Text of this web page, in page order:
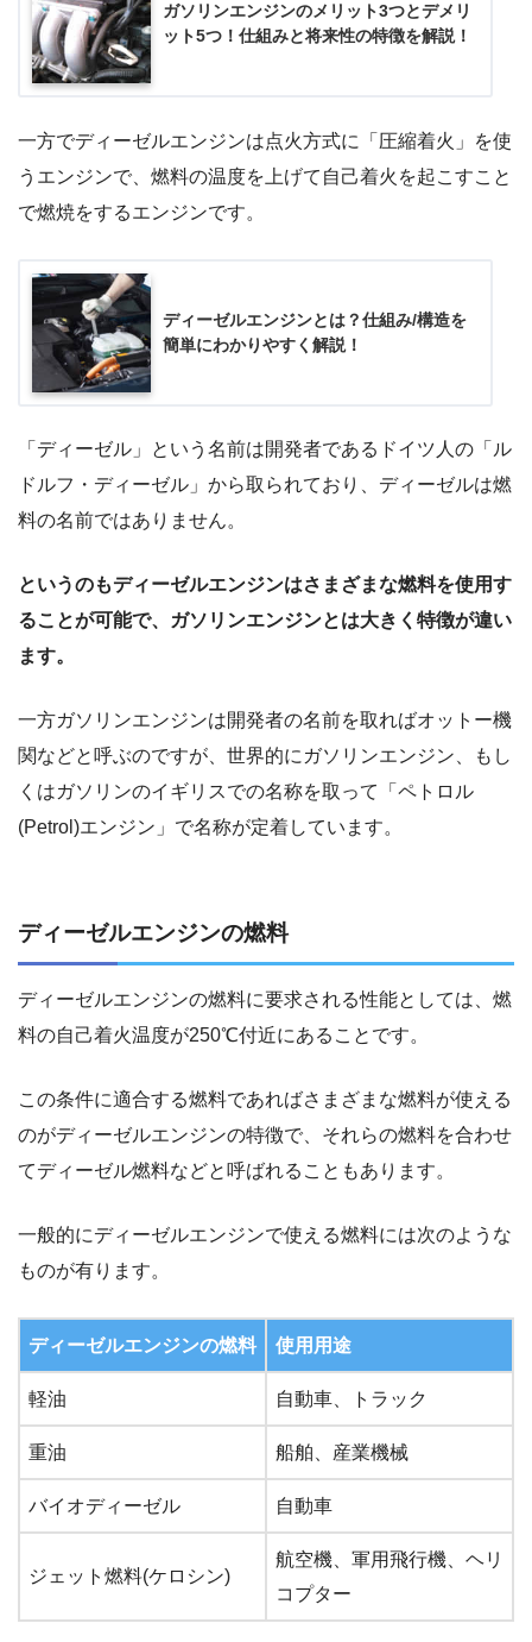
ガソリンエンジンのメリット3つとデメリ
ット5つ！仕組みと将来性の特徴を解説！
一方でディーゼルエンジンは点火方式に「圧縮着火」を使
うエンジンで、燃料の温度を上げて自己着火を起こすこと
で燃焼をするエンジンです。
ディーゼルエンジンとは？仕組み/構造を
簡単にわかりやすく解説！
「ディーゼル」という名前は開発者であるドイツ人の「ル
ドルフ・ディーゼル」から取られており、ディーゼルは燃
料の名前ではありません。
というのもディーゼルエンジンはさまざまな燃料を使用す
ることが可能で、ガソリンエンジンとは大きく特徴が違い
ます。
一方ガソリンエンジンは開発者の名前を取ればオットー機
関などと呼ぶのですが、世界的にガソリンエンジン、もし
くはガソリンのイギリスでの名称を取って「ペトロル
(Petrol)エンジン」で名称が定着しています。
ディーゼルエンジンの燃料
ディーゼルエンジンの燃料に要求される性能としては、燃
料の自己着火温度が250℃付近にあることです。
この条件に適合する燃料であればさまざまな燃料が使える
のがディーゼルエンジンの特徴で、それらの燃料を合わせ
てディーゼル燃料などと呼ばれることもあります。
一般的にディーゼルエンジンで使える燃料には次のような
ものが有ります。
ディーゼルエンジンの燃料 使用用途
軽油 自動車、トラック
重油 船舶、産業機械
バイオディーゼル 自動車
ジェット燃料(ケロシン)
航空機、軍用飛行機、ヘリ
コプター